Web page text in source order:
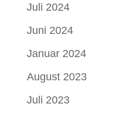
Juli 2024
Juni 2024
Januar 2024
August 2023
Juli 2023